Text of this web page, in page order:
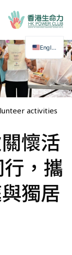
activities
懷活
，攜
獨居
English